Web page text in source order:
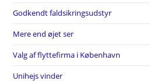
Godkendt faldsikringsudstyr
Mere end øjet ser
Valg af flyttefirma i København
Unihejs vinder